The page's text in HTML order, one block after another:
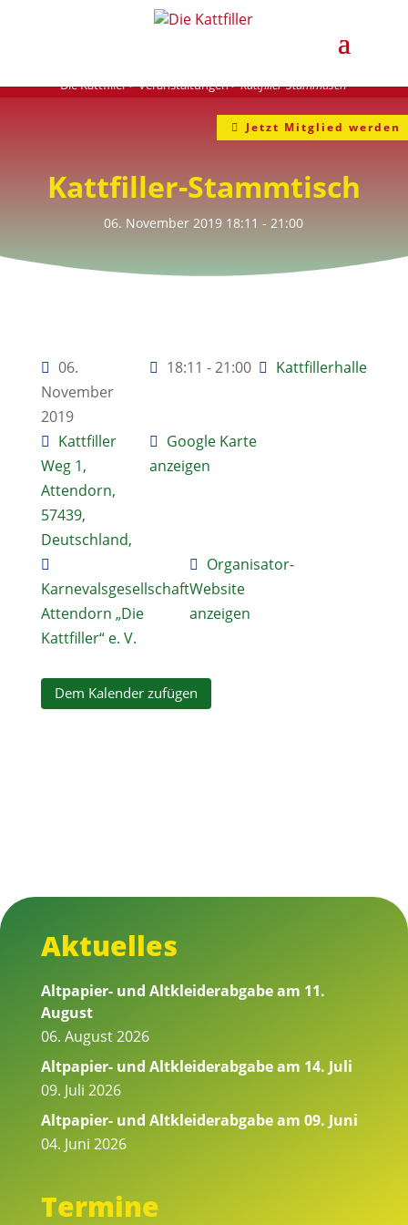
Die Kattfiller>Veranstaltungen>Kattfiller-Stammtisch
Jetzt Mitglied werden
Kattfiller-Stammtisch
06. November 2019 18:11 - 21:00
06.
November
2019
18:11 - 21:00 Kattfillerhalle
Kattfiller
Weg 1,
Attendorn,
57439,
Deutschland,
Google Karte
anzeigen
Karnevalsgesellschaft
Attendorn „Die
Kattfiller“ e. V.
Organisator-
Website
anzeigen
Dem Kalender zufügen
Aktuelles
Altpapier- und Altkleiderabgabe am 11.
August
06. August 2026
Altpapier- und Altkleiderabgabe am 14. Juli
09. Juli 2026
Altpapier- und Altkleiderabgabe am 09. Juni
04. Juni 2026
Termine